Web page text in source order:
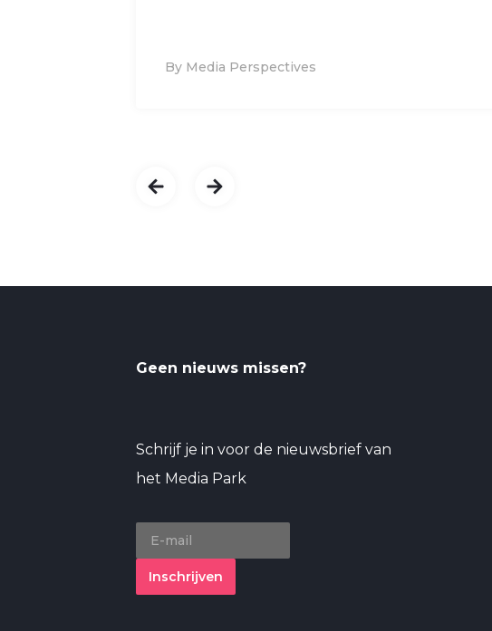
By Media Perspectives
Geen nieuws missen?
Schrijf je in voor de nieuwsbrief van
het Media Park
Inschrijven